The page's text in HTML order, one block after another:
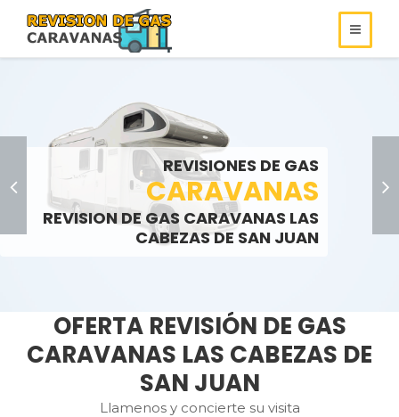
REVISIONES DE GAS
CARAVANAS
REVISION DE GAS CARAVANAS LAS
CABEZAS DE SAN JUAN
>
REVISIONES DE
GAS
AUTOCARAVANAS
LLAMENOS:
REVISIONES DE GAS
ROULOTS
SOMOS ESPECIALISTAS EN
REVISIONES DE GAS
LLAMENOS:
OFERTA REVISIÓN DE GAS
CARAVANAS LAS CABEZAS DE
SAN JUAN
Llamenos y concierte su visita